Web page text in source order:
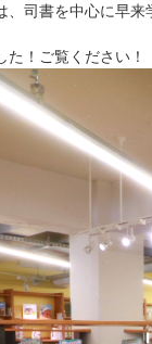
司書を中心に早来
！ご覧ください！